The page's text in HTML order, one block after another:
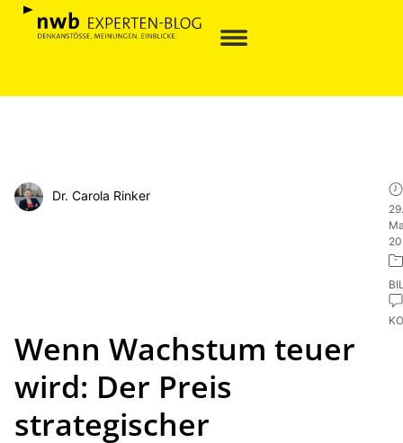
Dr. Carola Rinker
29.
Wenn Wachstum teuer
wird: Der Preis
strategischer